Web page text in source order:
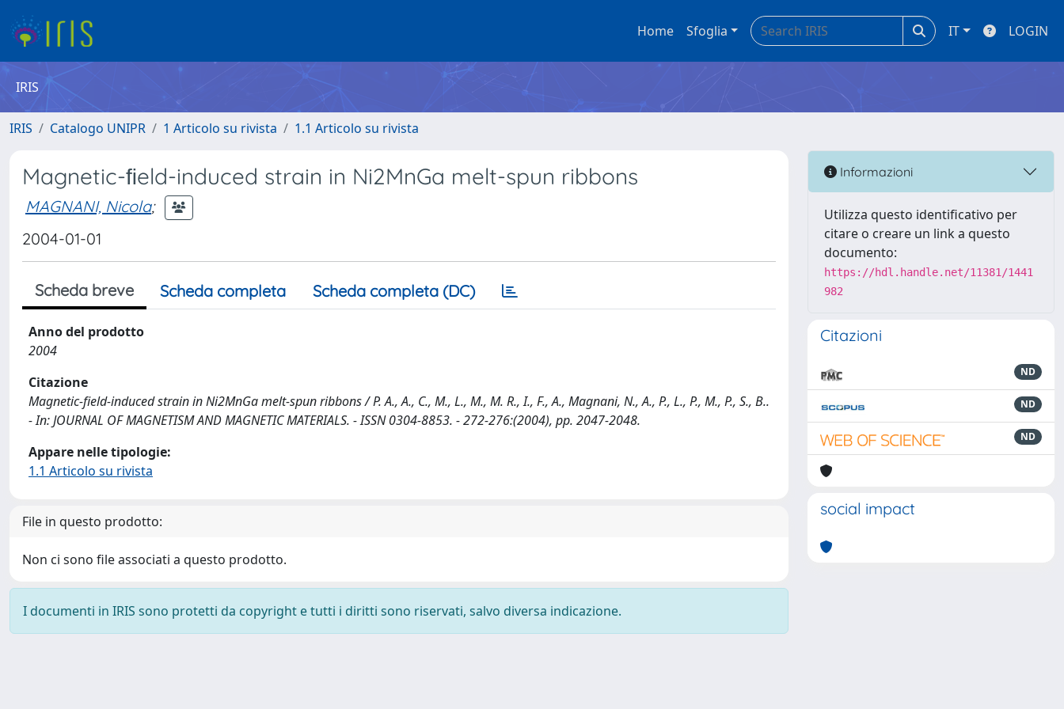
Home Sfoglia IT LOGIN
IRIS
IRIS Catalogo UNIPR 1 Articolo su rivista 1.1 Articolo su rivista
Magnetic-ﬁeld-induced strain in Ni2MnGa melt-spun ribbons
MAGNANI, Nicola;
2004-01-01
Scheda breve Scheda completa Scheda completa (DC)
Anno del prodotto
2004
Citazione
Magnetic-ﬁeld-induced strain in Ni2MnGa melt-spun ribbons / P. A., A., C., M., L., M., M. R., I., F., A., Magnani, N., A., P., L., P., M., P., S., B..
- In: JOURNAL OF MAGNETISM AND MAGNETIC MATERIALS. - ISSN 0304-8853. - 272-276:(2004), pp. 2047-2048.
Appare nelle tipologie:
1.1 Articolo su rivista
File in questo prodotto:
Non ci sono file associati a questo prodotto.
I documenti in IRIS sono protetti da copyright e tutti i diritti sono riservati, salvo diversa indicazione.
Informazioni
Utilizza questo identificativo per
citare o creare un link a questo
documento:
https://hdl.handle.net/11381/1441
982
Citazioni
ND
ND
ND
social impact